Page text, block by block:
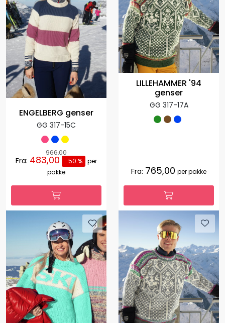
ENGELBERG genser
GG 317-15C
966,00
Fra: 483,00 -50 % per
pakke
LILLEHAMMER '94
genser
GG 317-17A
Fra: 765,00 per pakke